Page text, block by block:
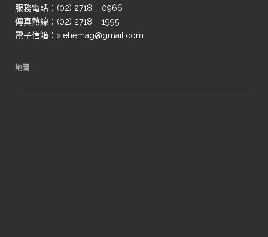
服務電話：(02) 2718 – 0966
傳真熱線：(02) 2718 – 1995
電子信箱：xiehemag@gmail.com
地圖